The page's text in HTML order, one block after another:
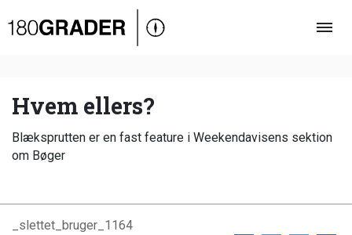
Oversigt
Debat
Video
Hvem ellers?
Blæksprutten er en fast feature i Weekendavisens sektion
om Bøger
_slettet_bruger_1164